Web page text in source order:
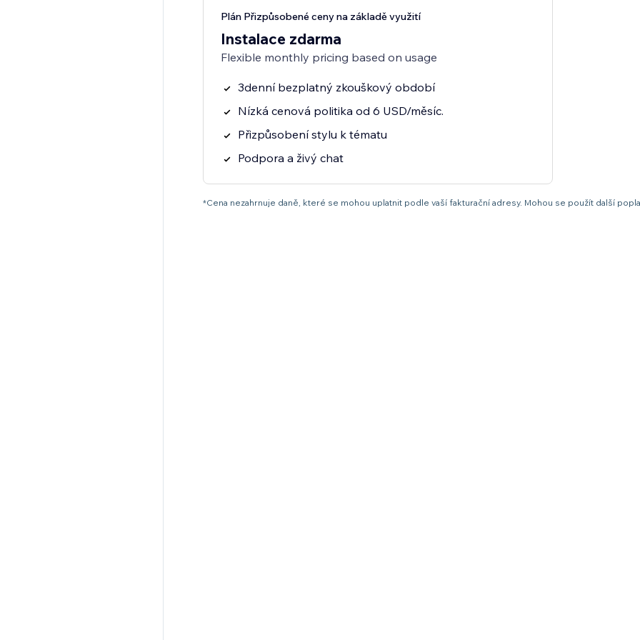
Plán Přizpůsobené ceny na základě využití
Instalace zdarma
Flexible monthly pricing based on usage
3denní bezplatný zkouškový období
Nízká cenová politika od 6 USD/měsíc.
Přizpůsobení stylu k tématu
Podpora a živý chat
*Cena nezahrnuje daně, které se mohou uplatnit podle vaší fakturační adresy. Mohou se použít další